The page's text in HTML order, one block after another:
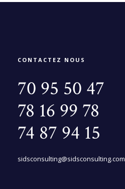
CONTACTEZ NOUS
70 95 50 47
78 16 99 78
74 87 94 15
sidsconsulting@sidsconsulting.com